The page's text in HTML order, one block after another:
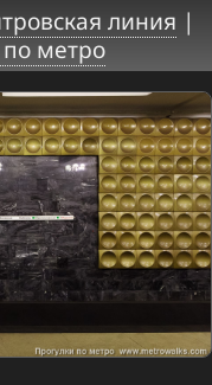
линия |
метро